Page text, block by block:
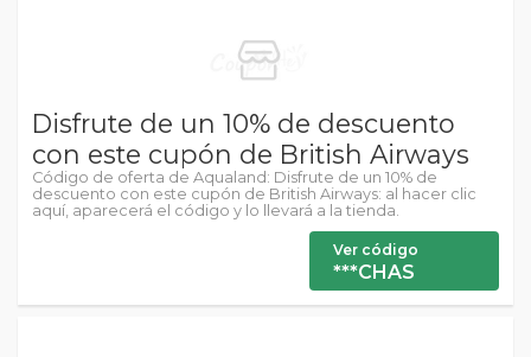
Disfrute de un 10% de descuento
con este cupón de British Airways
Código de oferta de Aqualand: Disfrute de un 10% de
descuento con este cupón de British Airways: al hacer clic
aquí, aparecerá el código y lo llevará a la tienda.
Ver código
***CHAS